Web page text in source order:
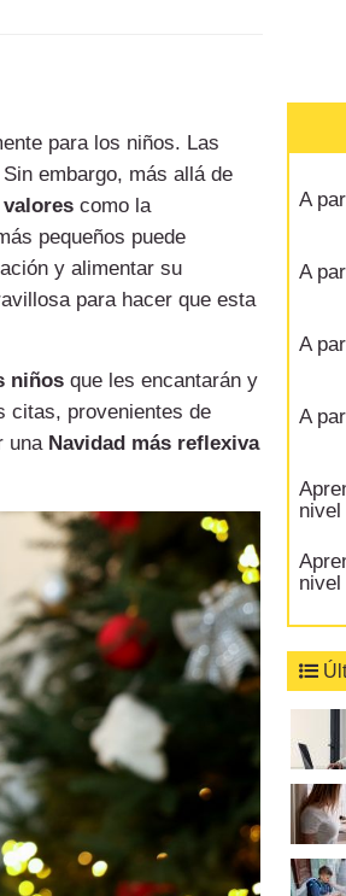
para los niños. Las
embargo, más allá de
como la
pequeños puede
y alimentar su
para hacer que esta
niños que les encantarán y
citas, provenientes de
una Navidad más reflexiva
A
A
A
A
nivel